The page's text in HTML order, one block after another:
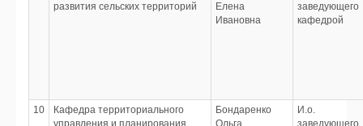
развития сельских территорий
Елена
Ивановна
заведующего
кафедрой
10
Кафедра территориального
управления и планирования
Бондаренко
Ольга
И.о.
заведующего